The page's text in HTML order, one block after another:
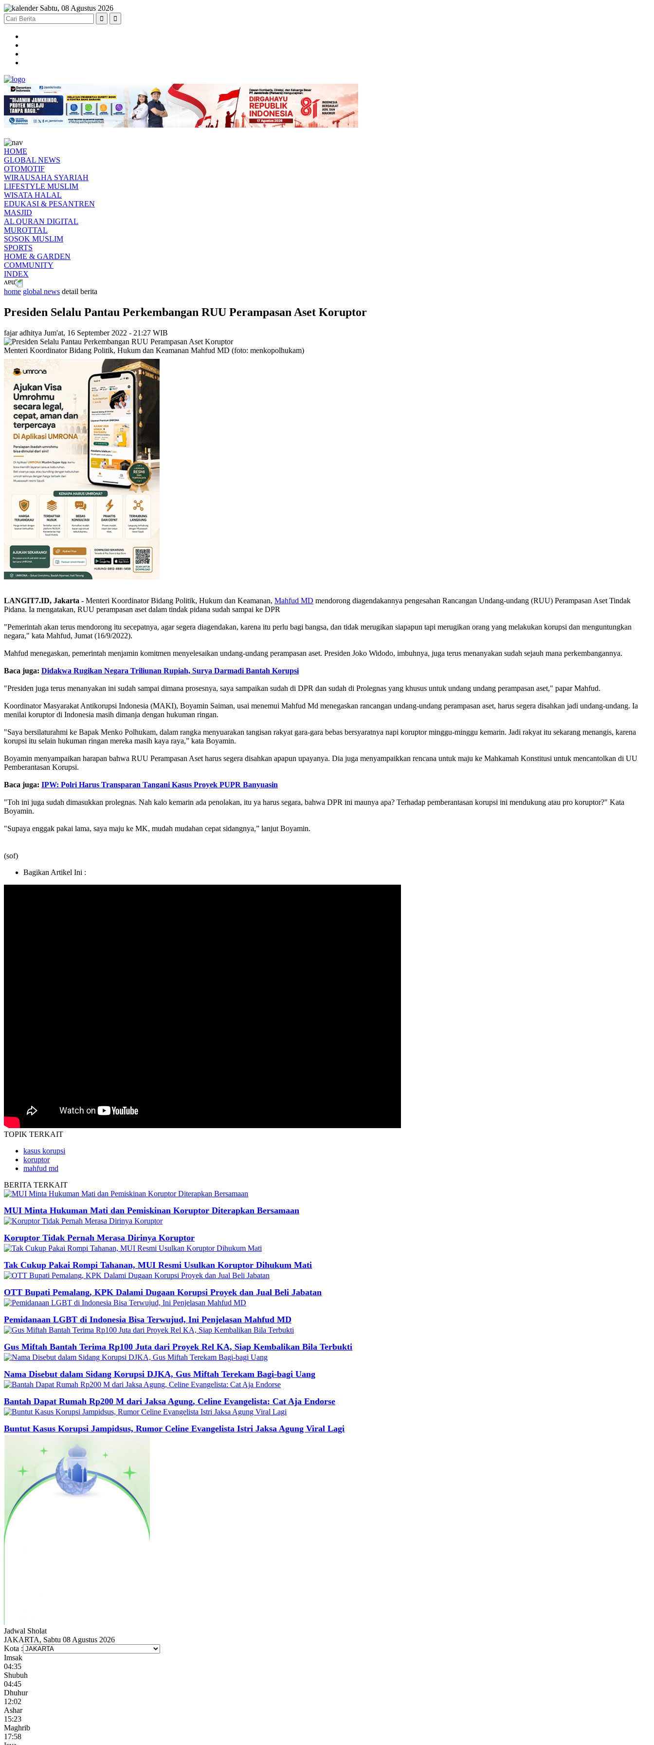
Sabtu, 08 Agustus 2026
HOME
GLOBAL NEWS
OTOMOTIF
WIRAUSAHA SYARIAH
LIFESTYLE MUSLIM
WISATA HALAL
EDUKASI & PESANTREN
MASJID
AL QURAN DIGITAL
MUROTTAL
SOSOK MUSLIM
SPORTS
HOME & GARDEN
COMMUNITY
INDEX
home global news detail berita
Presiden Selalu Pantau Perkembangan RUU Perampasan Aset Koruptor
fajar adhitya Jum'at, 16 September 2022 - 21:27 WIB
Menteri Koordinator Bidang Politik, Hukum dan Keamanan Mahfud MD (foto: menkopolhukam)
LANGIT7.ID, Jakarta - Menteri Koordinator Bidang Politik, Hukum dan Keamanan, Mahfud MD mendorong diagendakannya pengesahan Rancangan Undang-undang (RUU) Perampasan Aset Tindak
Pidana. Ia mengatakan, RUU perampasan aset dalam tindak pidana sudah sampai ke DPR
"Pemerintah akan terus mendorong itu secepatnya, agar segera diagendakan, karena itu perlu bagi bangsa, dan tidak merugikan siapapun tapi merugikan orang yang melakukan korupsi dan menguntungkan
negara," kata Mahfud, Jumat (16/9/2022).
Mahfud menegaskan, pemerintah menjamin komitmen menyelesaikan undang-undang perampasan aset. Presiden Joko Widodo, imbuhnya, juga terus menanyakan sudah sejauh mana perkembangannya.
Baca juga: Didakwa Rugikan Negara Triliunan Rupiah, Surya Darmadi Bantah Korupsi
"Presiden juga terus menanyakan ini sudah sampai dimana prosesnya, saya sampaikan sudah di DPR dan sudah di Prolegnas yang khusus untuk undang undang perampasan aset," papar Mahfud.
Koordinator Masyarakat Antikorupsi Indonesia (MAKI), Boyamin Saiman, usai menemui Mahfud Md menegaskan rancangan undang-undang perampasan aset, harus segera disahkan jadi undang-undang. Ia
menilai koruptor di Indonesia masih dimanja dengan hukuman ringan.
"Saya bersilaturahmi ke Bapak Menko Polhukam, dalam rangka menyuarakan tangisan rakyat gara-gara bebas bersyaratnya napi koruptor minggu-minggu kemarin. Jadi rakyat itu sekarang menangis, karena
korupsi itu selain hukuman ringan mereka masih kaya raya,” kata Boyamin.
Boyamin menyampaikan harapan bahwa RUU Perampasan Aset harus segera disahkan apapun upayanya. Dia juga menyampaikkan rencana untuk maju ke Mahkamah Konstitusi untuk mencantolkan di UU
Pemberantasan Korupsi.
Baca juga: IPW: Polri Harus Transparan Tangani Kasus Proyek PUPR Banyuasin
"Toh ini juga sudah dimasukkan prolegnas. Nah kalo kemarin ada penolakan, itu ya harus segara, bahwa DPR ini maunya apa? Terhadap pemberantasan korupsi ini mendukung atau pro koruptor?" Kata
Boyamin.
"Supaya enggak pakai lama, saya maju ke MK, mudah mudahan cepat sidangnya,” lanjut Boyamin.
(sof)
Bagikan Artikel Ini :
TOPIK TERKAIT
kasus korupsi
koruptor
mahfud md
BERITA TERKAIT
MUI Minta Hukuman Mati dan Pemiskinan Koruptor Diterapkan Bersamaan
Koruptor Tidak Pernah Merasa Dirinya Koruptor
Tak Cukup Pakai Rompi Tahanan, MUI Resmi Usulkan Koruptor Dihukum Mati
OTT Bupati Pemalang, KPK Dalami Dugaan Korupsi Proyek dan Jual Beli Jabatan
Pemidanaan LGBT di Indonesia Bisa Terwujud, Ini Penjelasan Mahfud MD
Gus Miftah Bantah Terima Rp100 Juta dari Proyek Rel KA, Siap Kembalikan Bila Terbukti
Nama Disebut dalam Sidang Korupsi DJKA, Gus Miftah Terekam Bagi-bagi Uang
Bantah Dapat Rumah Rp200 M dari Jaksa Agung, Celine Evangelista: Cat Aja Endorse
Buntut Kasus Korupsi Jampidsus, Rumor Celine Evangelista Istri Jaksa Agung Viral Lagi
Jadwal Sholat
JAKARTA, Sabtu 08 Agustus 2026
Kota :
Imsak
04:35
Shubuh
04:45
Dhuhur
12:02
Ashar
15:23
Maghrib
17:58